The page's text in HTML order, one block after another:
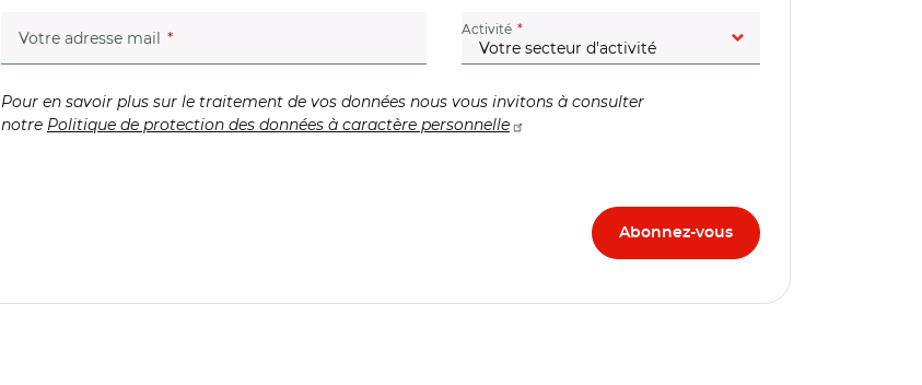
Votre adresse mail (champ obligatoire) Activité (champ obligatoire)
Pour en savoir plus sur le traitement de vos données nous vous invitons à consulter
notre Politique de protection des données à caractère personnelle